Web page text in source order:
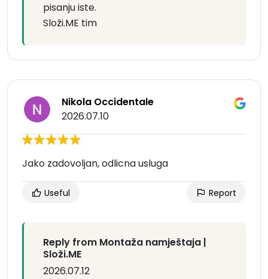
pisanju iste.
Složi.ME tim
Nikola Occidentale
2026.07.10
Jako zadovoljan, odlicna usluga
Useful Report
Reply from Montaža namještaja |
Složi.ME
2026.07.12